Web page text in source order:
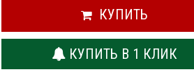
КУПИТЬ
КУПИТЬ В 1 КЛИК